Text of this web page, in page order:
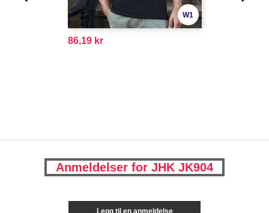
W1
86,19 kr
Anmeldelser for JHK JK904